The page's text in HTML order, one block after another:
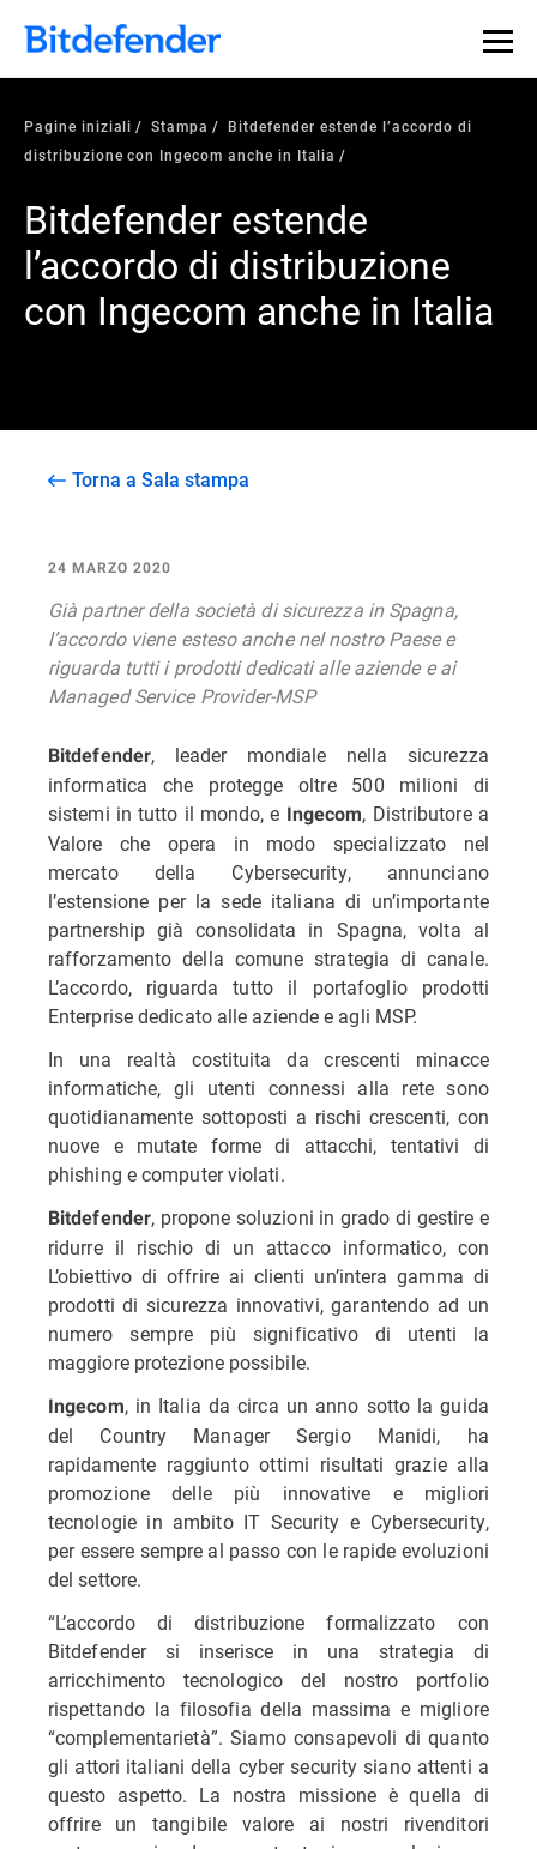
Pagine iniziali Stampa
Bitdefender estende l’accordo di
distribuzione con Ingecom anche in Italia
Bitdefender estende
l’accordo di distribuzione
con Ingecom anche in Italia
Torna a Sala stampa
24 MARZO 2020
Già partner della società di sicurezza in Spagna,
l’accordo viene esteso anche nel nostro Paese e
riguarda tutti i prodotti dedicati alle aziende e ai
Managed Service Provider-MSP
Bitdefender, leader mondiale nella sicurezza
informatica che protegge oltre 500 milioni di
sistemi in tutto il mondo, e Ingecom, Distributore a
Valore che opera in modo specializzato nel
mercato della Cybersecurity, annunciano
l’estensione per la sede italiana di un’importante
partnership già consolidata in Spagna, volta al
rafforzamento della comune strategia di canale.
L’accordo, riguarda tutto il portafoglio prodotti
Enterprise dedicato alle aziende e agli MSP.
In una realtà costituita da crescenti minacce
informatiche, gli utenti connessi alla rete sono
quotidianamente sottoposti a rischi crescenti, con
nuove e mutate forme di attacchi, tentativi di
phishing e computer violati.
Bitdefender, propone soluzioni in grado di gestire e
ridurre il rischio di un attacco informatico, con
L’obiettivo di offrire ai clienti un’intera gamma di
prodotti di sicurezza innovativi, garantendo ad un
numero sempre più significativo di utenti la
maggiore protezione possibile.
Ingecom, in Italia da circa un anno sotto la guida
del Country Manager Sergio Manidi, ha
rapidamente raggiunto ottimi risultati grazie alla
promozione delle più innovative e migliori
tecnologie in ambito IT Security e Cybersecurity,
per essere sempre al passo con le rapide evoluzioni
del settore.
“L’accordo di distribuzione formalizzato con
Bitdefender si inserisce in una strategia di
arricchimento tecnologico del nostro portfolio
rispettando la filosofia della massima e migliore
“complementarietà”. Siamo consapevoli di quanto
gli attori italiani della cyber security siano attenti a
questo aspetto. La nostra missione è quella di
offrire un tangibile valore ai nostri rivenditori